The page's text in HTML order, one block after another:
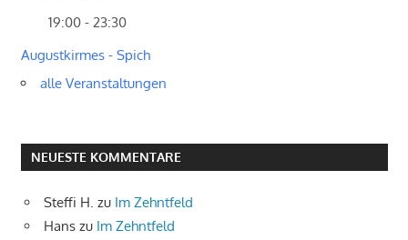
19:00 - 23:30
Augustkirmes - Spich
alle Veranstaltungen
NEUESTE KOMMENTARE
Steffi H. zu Im Zehntfeld
Hans zu Im Zehntfeld